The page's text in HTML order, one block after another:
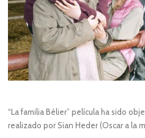
“La familia Bélier” película ha sido
realizado por Sian Heder (Oscar a la